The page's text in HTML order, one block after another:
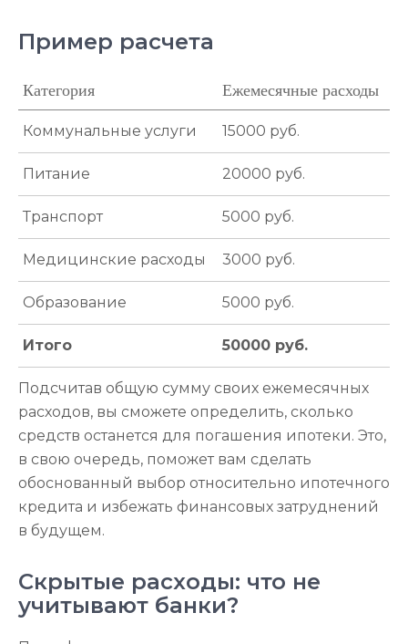
Пример расчета
Категория Ежемесячные расходы
Коммунальные услуги 15000 руб.
Питание 20000 руб.
Транспорт 5000 руб.
Медицинские расходы 3000 руб.
Образование 5000 руб.
Итого 50000 руб.
Подсчитав общую сумму своих ежемесячных
расходов, вы сможете определить, сколько
средств останется для погашения ипотеки. Это,
в свою очередь, поможет вам сделать
обоснованный выбор относительно ипотечного
кредита и избежать финансовых затруднений
в будущем.
Скрытые расходы: что не
учитывают банки?